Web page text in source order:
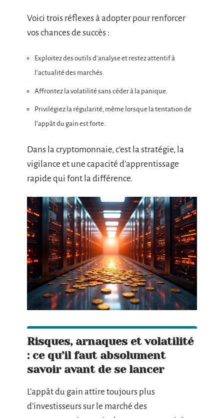
Voici trois réflexes à adopter pour renforcer
vos chances de succès :
Exploitez des outils d’analyse et restez attentif à
l’actualité des marchés.
Affrontez la volatilité sans céder à la panique.
Privilégiez la régularité, même lorsque la tentation de
l’appât du gain est forte.
Dans la cryptomonnaie, c’est la stratégie, la
vigilance et une capacité d’apprentissage
rapide qui font la différence.
Risques, arnaques et volatilité
: ce qu’il faut absolument
savoir avant de se lancer
L’appât du gain attire toujours plus
d’investisseurs sur le marché des